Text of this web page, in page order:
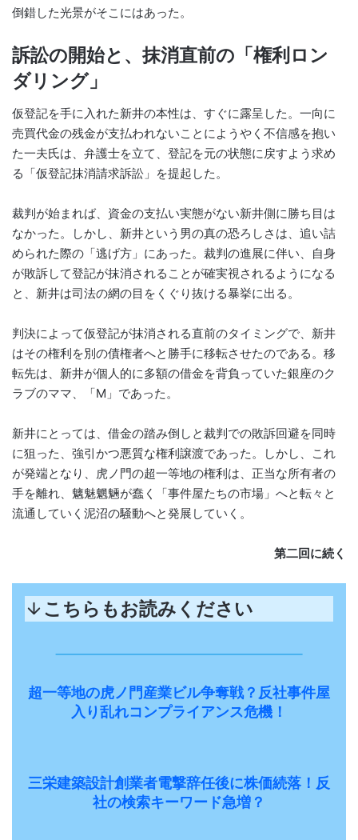
倒錯した光景がそこにはあった。
訴訟の開始と、抹消直前の「権利ロン
ダリング」
仮登記を手に入れた新井の本性は、すぐに露呈した。一向に
売買代金の残金が支払われないことにようやく不信感を抱い
た一夫氏は、弁護士を立て、登記を元の状態に戻すよう求め
る「仮登記抹消請求訴訟」を提起した。
裁判が始まれば、資金の支払い実態がない新井側に勝ち目は
なかった。しかし、新井という男の真の恐ろしさは、追い詰
められた際の「逃げ方」にあった。裁判の進展に伴い、自身
が敗訴して登記が抹消されることが確実視されるようになる
と、新井は司法の網の目をくぐり抜ける暴挙に出る。
判決によって仮登記が抹消される直前のタイミングで、新井
はその権利を別の債権者へと勝手に移転させたのである。移
転先は、新井が個人的に多額の借金を背負っていた銀座のク
ラブのママ、「M」であった。
新井にとっては、借金の踏み倒しと裁判での敗訴回避を同時
に狙った、強引かつ悪質な権利譲渡であった。しかし、これ
が発端となり、虎ノ門の超一等地の権利は、正当な所有者の
手を離れ、魑魅魍魎が蠢く「事件屋たちの市場」へと転々と
流通していく泥沼の騒動へと発展していく。
第二回に続く
こちらもお読みください
超一等地の虎ノ門産業ビル争奪戦？反社事件屋
入り乱れコンプライアンス危機！
三栄建築設計創業者電撃辞任後に株価続落！反
社の検索キーワード急増？